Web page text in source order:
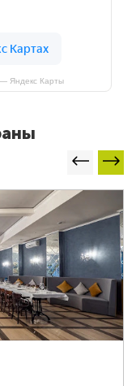
Яндекс Карты